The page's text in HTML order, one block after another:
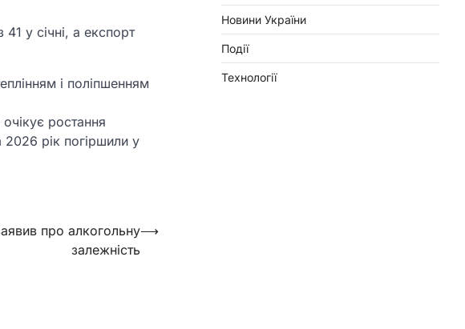
у січні, а експорт
і поліпшенням
ростання
2026 рік погіршили у
про алкогольну
залежність
⟶
Новини України
Події
Технології